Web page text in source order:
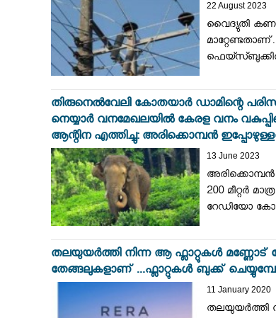
22 August 2023
വൈദ്യുതി
തിരുനെൽവേലി കോതയാർ ഡാമിന്റെ
നെയ്യാർ വനമേഖലയിൽ കേരള വനം
ആന്റിന എത്തിച്ചു: അരിക്കൊമ്പൻ
13 June 2023
200 മീറ്റർ
റേഡിയോ
തലയുയർത്തി നിന്ന ആ ഫ്ലാറ്റുകൾ മണ്ണോട്
തേങ്ങലുകളാണ് ...ഫ്ലാറ്റുകൾ ബുക്ക്
11 January 2020
തലയുയർത്തി